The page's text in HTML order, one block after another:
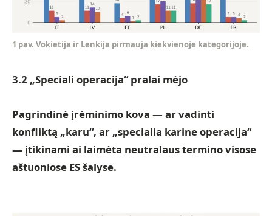
1 pav. Vokietija ir Lenkija pirmauja kiekvienoje kategorijoje.
3.2 „Speciali operacija“ pralai mėjo
Pagrindinė įrėminimo kova — ar vadinti
konfliktą „karu“, ar „specialia karine operacija“
— įtikinami ai laimėta neutralaus termino visose
aštuoniose ES šalyse.